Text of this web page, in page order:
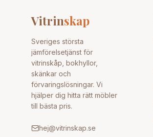
Vitrinskap
Sveriges största
jämförelsetjänst för
vitrinskåp, bokhyllor,
skänkar och
förvaringslösningar. Vi
hjälper dig hitta rätt möbler
till bästa pris.
hej@vitrinskap.se